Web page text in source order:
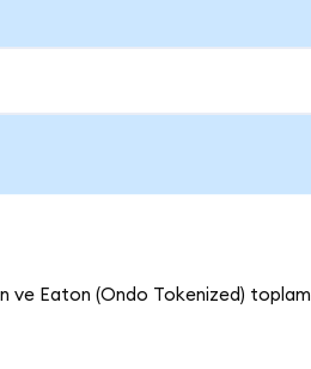
ve Eaton (Ondo Tokenized) toplam